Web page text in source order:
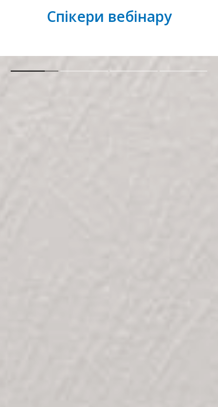
Спікери вебінару